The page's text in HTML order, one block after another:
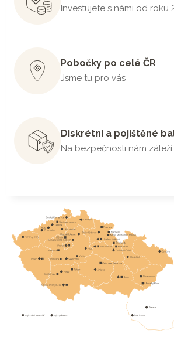
Investujete s námi od roku
Pobočky po celé ČR
Jsme tu pro vás
Diskrétní a pojištěné
Na bezpečnosti nám záleží